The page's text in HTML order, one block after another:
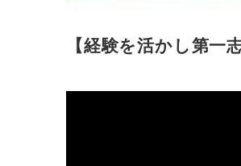
【経験を活かし第